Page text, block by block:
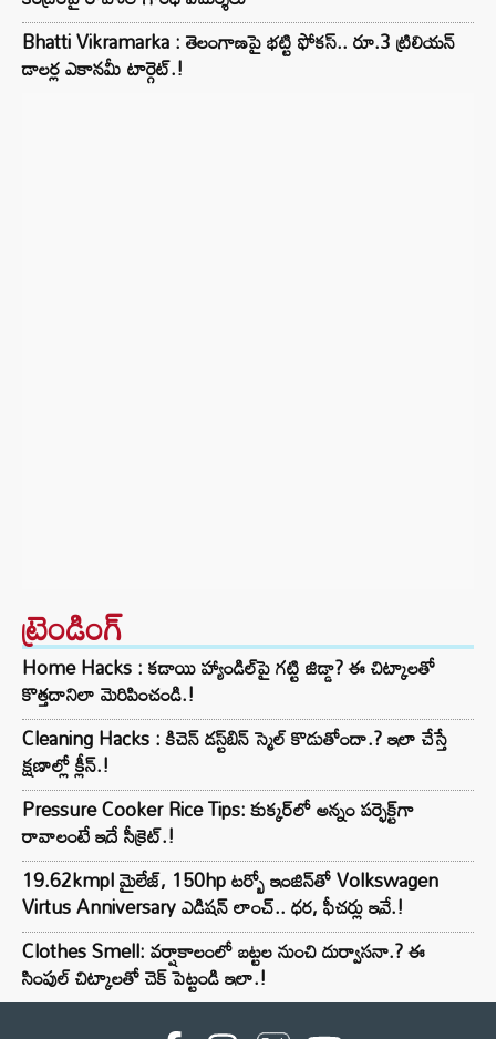
Bhatti Vikramarka : తెలంగాణపై భట్టి ఫోకస్.. రూ.3 ట్రిలియన్‌
డాలర్ల ఎకానమీ టార్గెట్.!
ట్రెండింగ్‌
Home Hacks : కడాయి హ్యాండిల్‌పై గట్టి జిడ్డా? ఈ చిట్కాలతో
కొత్తదానిలా మెరిపించండి.!
Cleaning Hacks : కిచెన్ డస్ట్‌బిన్ స్మెల్ కొడుతోందా.? ఇలా చేస్తే
క్షణాల్లో క్లీన్.!
Pressure Cooker Rice Tips: కుక్కర్‌లో అన్నం పర్ఫెక్ట్‌గా
రావాలంటే ఇదే సీక్రెట్.!
19.62kmpl మైలేజ్, 150hp టర్బో ఇంజిన్‌తో Volkswagen
Virtus Anniversary ఎడిషన్ లాంచ్.. ధర, ఫీచర్లు ఇవే.!
Clothes Smell: వర్షాకాలంలో బట్టల నుంచి దుర్వాసనా.? ఈ
సింపుల్ చిట్కాలతో చెక్ పెట్టండి ఇలా.!